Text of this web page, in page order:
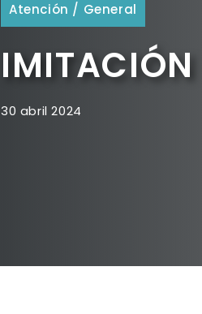
Atención / General
IMITACIÓN
30 abril 2024